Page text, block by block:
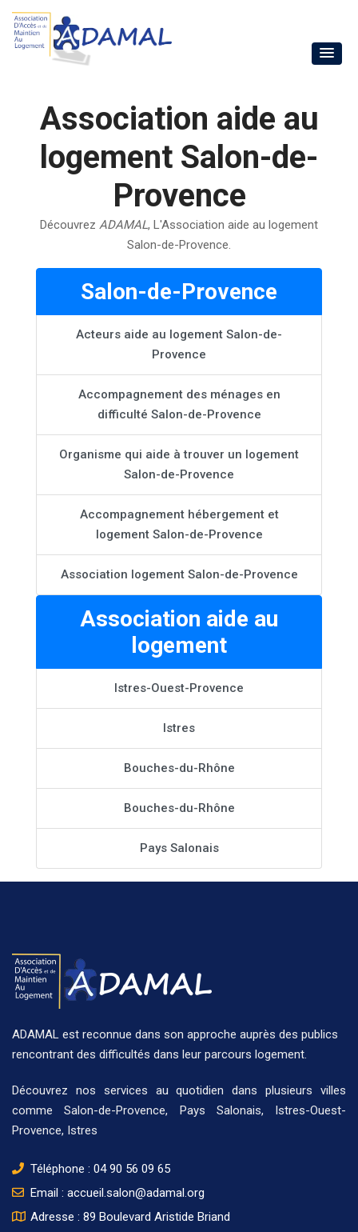
Association aide au
logement Salon-de-
Provence
Découvrez ADAMAL, L'Association aide au logement
Salon-de-Provence.
Salon-de-Provence
Acteurs aide au logement Salon-de-
Provence
Accompagnement des ménages en
difficulté Salon-de-Provence
Organisme qui aide à trouver un logement
Salon-de-Provence
Accompagnement hébergement et
logement Salon-de-Provence
Association logement Salon-de-Provence
Association aide au
logement
Istres-Ouest-Provence
Istres
Bouches-du-Rhône
Bouches-du-Rhône
Pays Salonais
ADAMAL est reconnue dans son approche auprès des publics
rencontrant des difficultés dans leur parcours logement.
Découvrez nos services au quotidien dans plusieursvilles
commeSalon-de-Provence, Pays Salonais, Istres-Ouest-
Provence, Istres
Téléphone : 04 90 56 09 65
Email : accueil.salon@adamal.org
Adresse : 89 Boulevard Aristide Briand